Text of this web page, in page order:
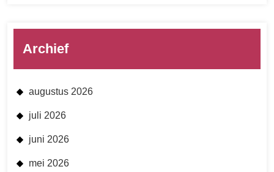
Archief
augustus 2026
juli 2026
juni 2026
mei 2026